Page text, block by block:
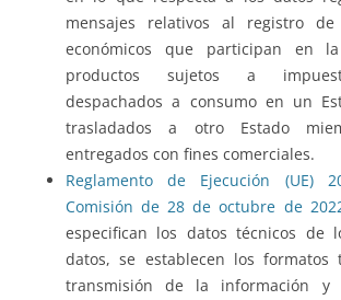
mensajes relativos al registro de
económicos que participan en
productos sujetos a
despachados a consumo en un
trasladados a otro Estado
entregados con fines comerciales.
Reglamento de Ejecución (UE)
Comisión de 28 de octubre de
especifican los datos técnicos de
datos, se establecen los formatos
transmisión de la información y